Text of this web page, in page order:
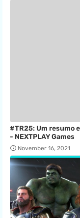
#TR25: Um resumo
- NEXTPLAY Games
November 16, 2021